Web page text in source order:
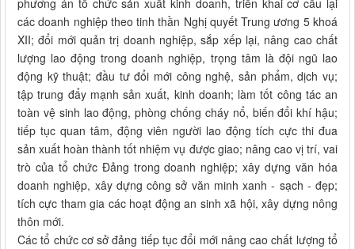
phương án tổ chức sản xuất kinh doanh, triển khai cơ cấu lại
các doanh nghiệp theo tinh thần Nghị quyết Trung ương 5 khoá
XII; đổi mới quản trị doanh nghiệp, sắp xếp lại, nâng cao chất
lượng lao động trong doanh nghiệp, trọng tâm là đội ngũ lao
động kỹ thuật; đầu tư đổi mới công nghệ, sản phẩm, dịch vụ;
tập trung đẩy mạnh sản xuất, kinh doanh; làm tốt công tác an
toàn vệ sinh lao động, phòng chống cháy nổ, biến đổi khí hậu;
tiếp tục quan tâm, động viên người lao động tích cực thi đua
sản xuất hoàn thành tốt nhiệm vụ được giao; nâng cao vị trí, vai
trò của tổ chức Đảng trong doanh nghiệp; xây dựng văn hóa
doanh nghiệp, xây dựng công sở văn minh xanh - sạch - đẹp;
tích cực tham gia các hoạt động an sinh xã hội, xây dựng nông
thôn mới.
Các tổ chức cơ sở đảng tiếp tục đổi mới nâng cao chất lượng tổ